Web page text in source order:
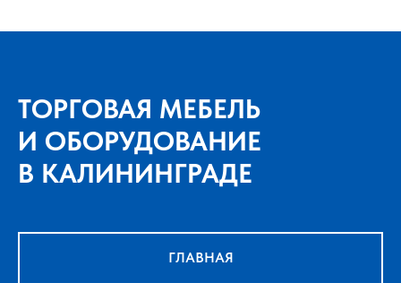
ТОРГОВАЯ МЕБЕЛЬ
И ОБОРУДОВАНИЕ
В КАЛИНИНГРАДЕ
ГЛАВНАЯ